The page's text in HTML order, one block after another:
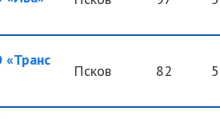
Псков 82